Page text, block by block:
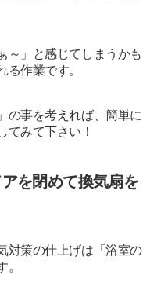
～」と感じてしまうかも
る作業です。
の事を考えれば、簡単に
てみて下さい！
を閉めて換気扇を
対策の仕上げは「浴室の
。